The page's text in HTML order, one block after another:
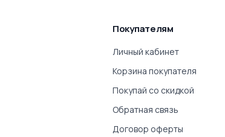
Покупателям
Личный кабинет
Корзина покупателя
Покупай со скидкой
Обратная связь
Договор оферты